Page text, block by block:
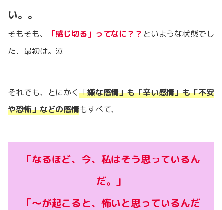
い。。
そもそも、 「感じ切る」ってなに？？ といような状態でし
た、最初は。泣
それでも、とにかく「嫌な感情」も「辛い感情」も「不安
や恐怖」などの感情もすべて、
「なるほど、今、私はそう思っているん
だ。」
「〜が起こると、怖いと思っているんだ